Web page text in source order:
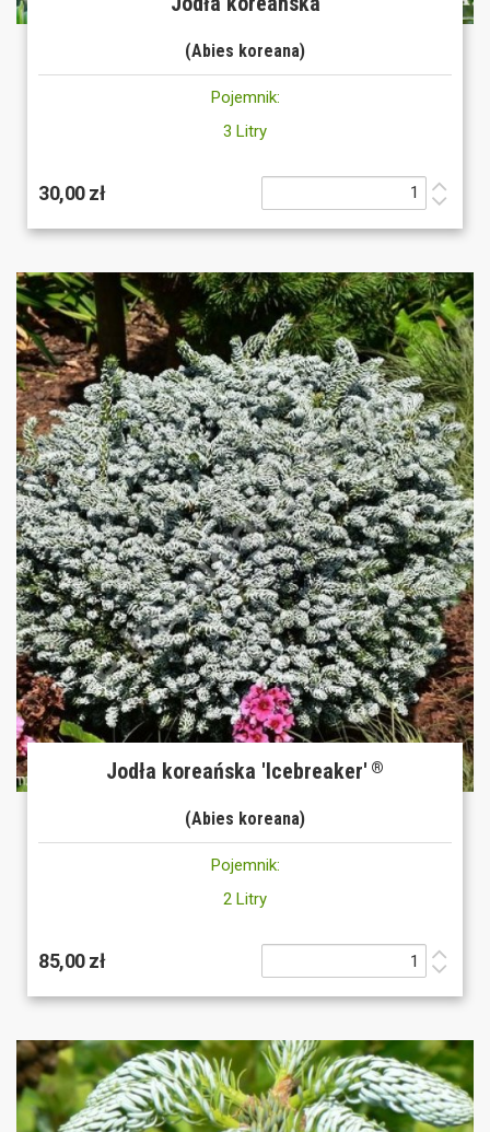
(Abies koreana)
Pojemnik:
3 Litry
30,00 zł
Jodła koreańska 'Icebreaker' ®
(Abies koreana)
Pojemnik:
2 Litry
85,00 zł